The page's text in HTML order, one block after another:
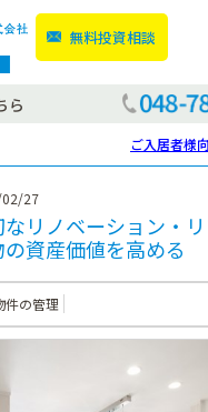
無料投資相談
ら
ご入居者様
27
リノベーション・
資産価値を高める
件の管理